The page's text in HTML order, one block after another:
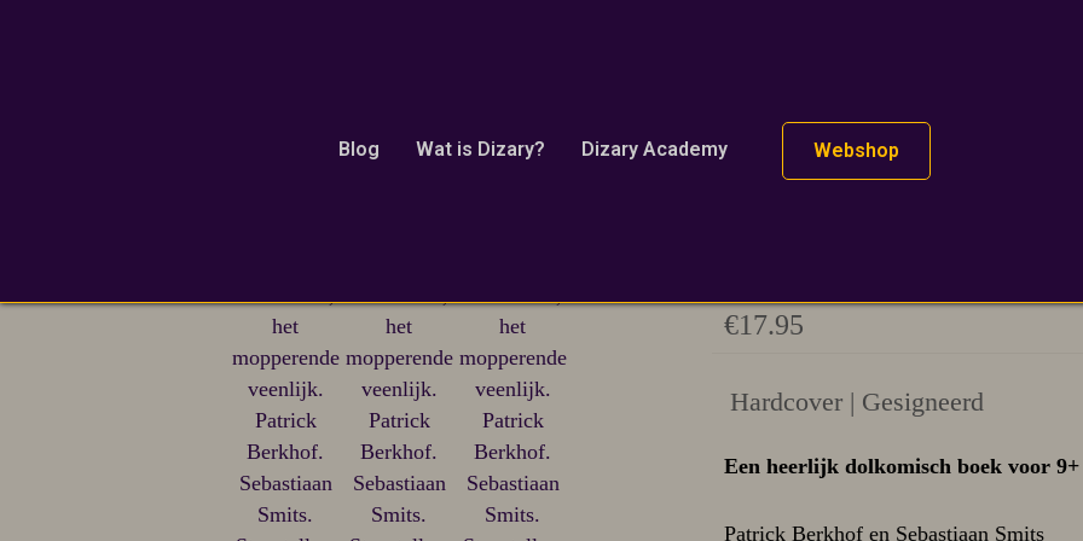
Blog Wat is Dizary? Dizary Academy Webshop
€17.95
Hardcover | Gesigneerd
Een heerlijk dolkomisch boek voor 9+
Patrick Berkhof en Sebastiaan Smits